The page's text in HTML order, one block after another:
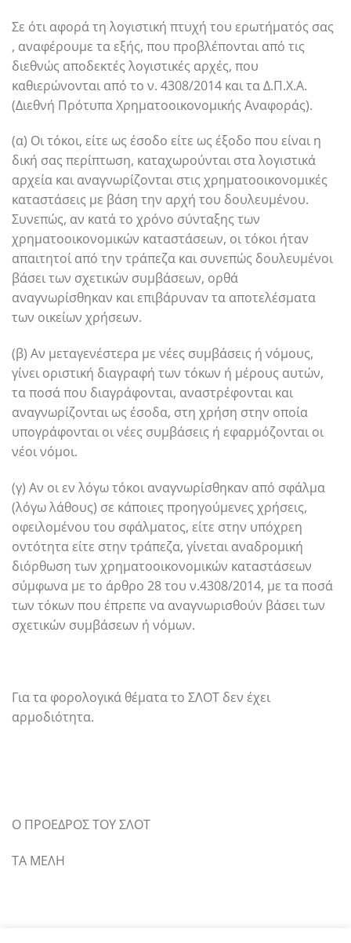
Σε ότι αφορά τη λογιστική πτυχή του ερωτήματός σας
, αναφέρουμε τα εξής, που προβλέπονται από τις
διεθνώς αποδεκτές λογιστικές αρχές, που
καθιερώνονται από το ν. 4308/2014 και τα Δ.Π.Χ.Α.
(Διεθνή Πρότυπα Χρηματοοικονομικής Αναφοράς).
(α) Οι τόκοι, είτε ως έσοδο είτε ως έξοδο που είναι η
δική σας περίπτωση, καταχωρούνται στα λογιστικά
αρχεία και αναγνωρίζονται στις χρηματοοικονομικές
καταστάσεις με βάση την αρχή του δουλευμένου.
Συνεπώς, αν κατά το χρόνο σύνταξης των
χρηματοοικονομικών καταστάσεων, οι τόκοι ήταν
απαιτητοί από την τράπεζα και συνεπώς δουλευμένοι
βάσει των σχετικών συμβάσεων, ορθά
αναγνωρίσθηκαν και επιβάρυναν τα αποτελέσματα
των οικείων χρήσεων.
(β) Αν μεταγενέστερα με νέες συμβάσεις ή νόμους,
γίνει οριστική διαγραφή των τόκων ή μέρους αυτών,
τα ποσά που διαγράφονται, αναστρέφονται και
αναγνωρίζονται ως έσοδα, στη χρήση στην οποία
υπογράφονται οι νέες συμβάσεις ή εφαρμόζονται οι
νέοι νόμοι.
(γ) Αν οι εν λόγω τόκοι αναγνωρίσθηκαν από σφάλμα
(λόγω λάθους) σε κάποιες προηγούμενες χρήσεις,
οφειλομένου του σφάλματος, είτε στην υπόχρεη
οντότητα είτε στην τράπεζα, γίνεται αναδρομική
διόρθωση των χρηματοοικονομικών καταστάσεων
σύμφωνα με το άρθρο 28 του ν.4308/2014, με τα ποσά
των τόκων που έπρεπε να αναγνωρισθούν βάσει των
σχετικών συμβάσεων ή νόμων.
Για τα φορολογικά θέματα το ΣΛΟΤ δεν έχει
αρμοδιότητα.
Ο ΠΡΟΕΔΡΟΣ ΤΟΥ ΣΛΟΤ
ΤΑ ΜΕΛΗ